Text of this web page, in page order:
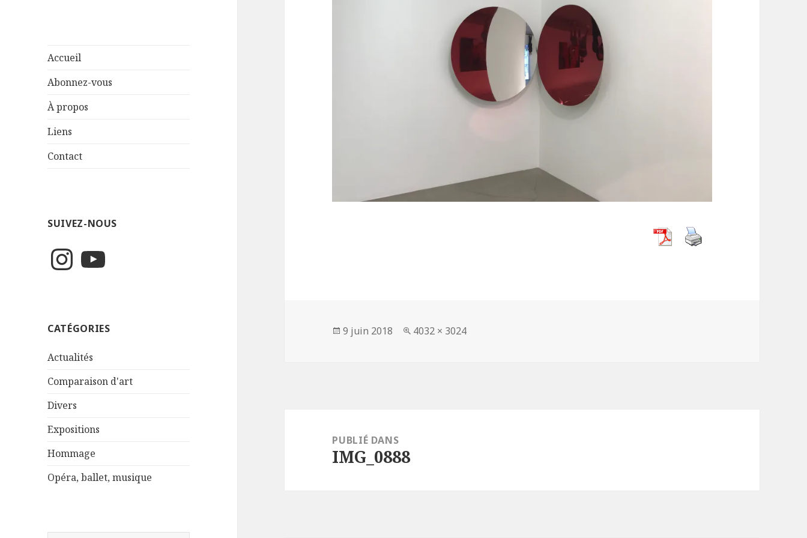
Accueil
Abonnez-vous
À propos
Liens
Contact
SUIVEZ-NOUS
InstagramYouTube
CATÉGORIES
Actualités
Comparaison d'art
Divers
Expositions
Hommage
Opéra, ballet, musique
Publié
9 juin 2018
Taille
4032 × 3024
l’article
PUBLIÉ DANS
IMG_0888